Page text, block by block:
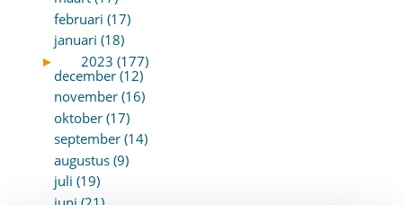
februari (17)
januari (18)
►
2023 (177)
december (12)
november (16)
oktober (17)
september (14)
augustus (9)
juli (19)